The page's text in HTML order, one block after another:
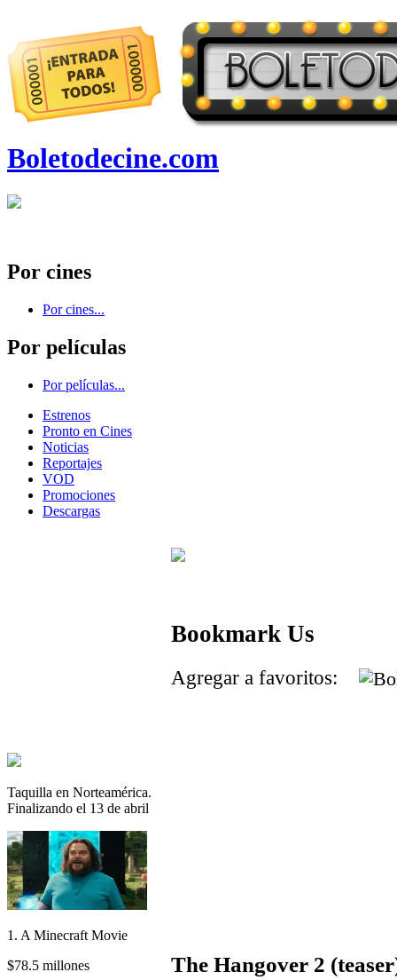
Boletodecine.com
Por cines
Por cines...
Por películas
Por películas...
Estrenos
Pronto en Cines
Noticias
Reportajes
VOD
Promociones
Descargas
Taquilla en Norteamérica.
Finalizando el 13 de abril
1. A Minecraft Movie
$78.5 millones
Bookmark Us
Agregar a favoritos:
The Hangover 2